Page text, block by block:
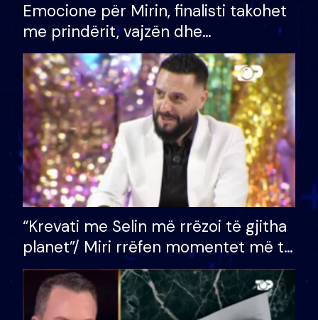
Emocione për Mirin, finalisti takohet
me prindërit, vajzën dhe
bashkëshorten: S’kemi ndonjë letër
divorci apo jo?
“Krevati me Selin më rrëzoi të gjitha
planet”/ Miri rrëfen momentet më të
bukura në shtëpinë e BB VIP: Do më
mungojë zilja e mëngjesit kur…